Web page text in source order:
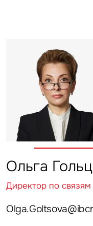
Ольга
Директор по